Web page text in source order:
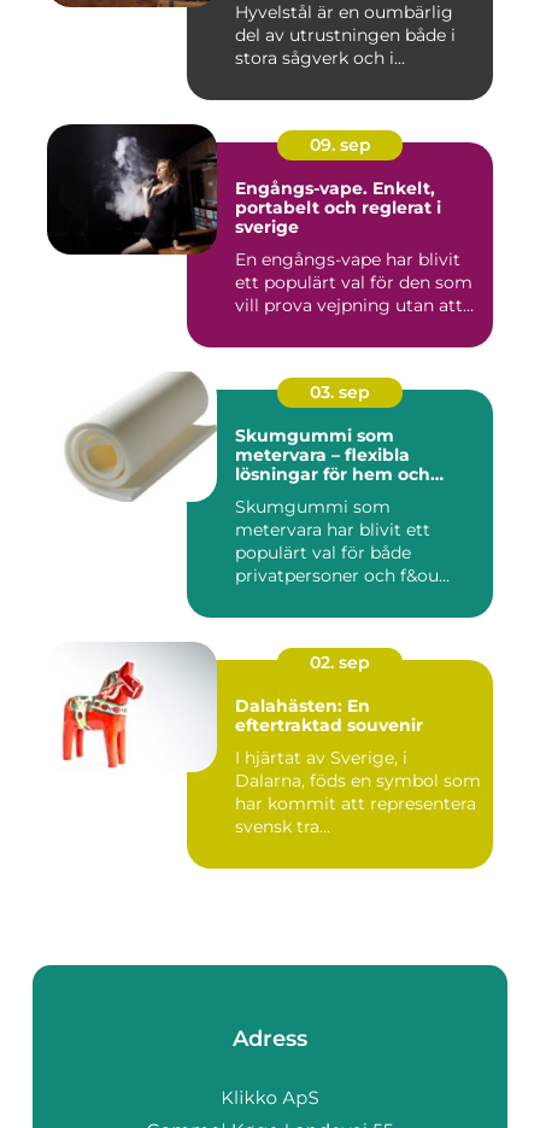
Hyvelstål är en oumbärlig
del av utrustningen både i
stora sågverk och i...
09. sep
Engångs-vape. Enkelt,
portabelt och reglerat i
sverige
En engångs-vape har blivit
ett populärt val för den som
vill prova vejpning utan att...
03. sep
Skumgummi som
metervara – flexibla
lösningar för hem och
Skumgummi som
metervara har blivit ett
populärt val för både
privatpersoner och f&ou...
02. sep
Dalahästen: En
eftertraktad souvenir
I hjärtat av Sverige, i
Dalarna, föds en symbol som
har kommit att representera
svensk tra...
Adress